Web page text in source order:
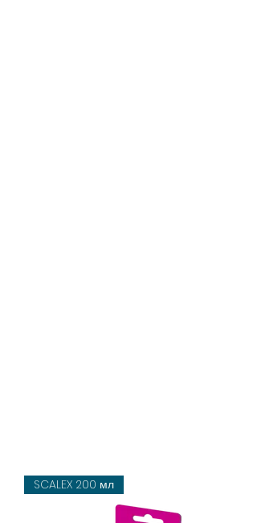
SCALEX 200 мл